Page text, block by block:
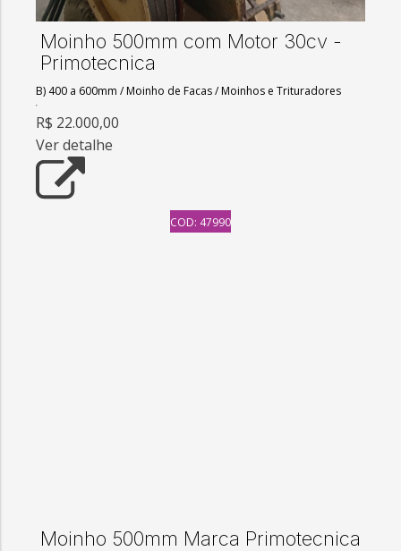
Moinho 500mm com Motor 30cv -
Primotecnica
B) 400 a 600mm /Moinho de Facas/Moinhos e Trituradores
R$ 22.000,00
Ver detalhe
COD: 47990
Moinho 500mm Marca Primotecnica